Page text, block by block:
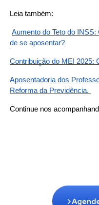
Leia também:
Aumento do Teto do
de se aposentar?
Contribuição do MEI 2025:
Aposentadoria dos
Reforma da Previdência.
Continue nos